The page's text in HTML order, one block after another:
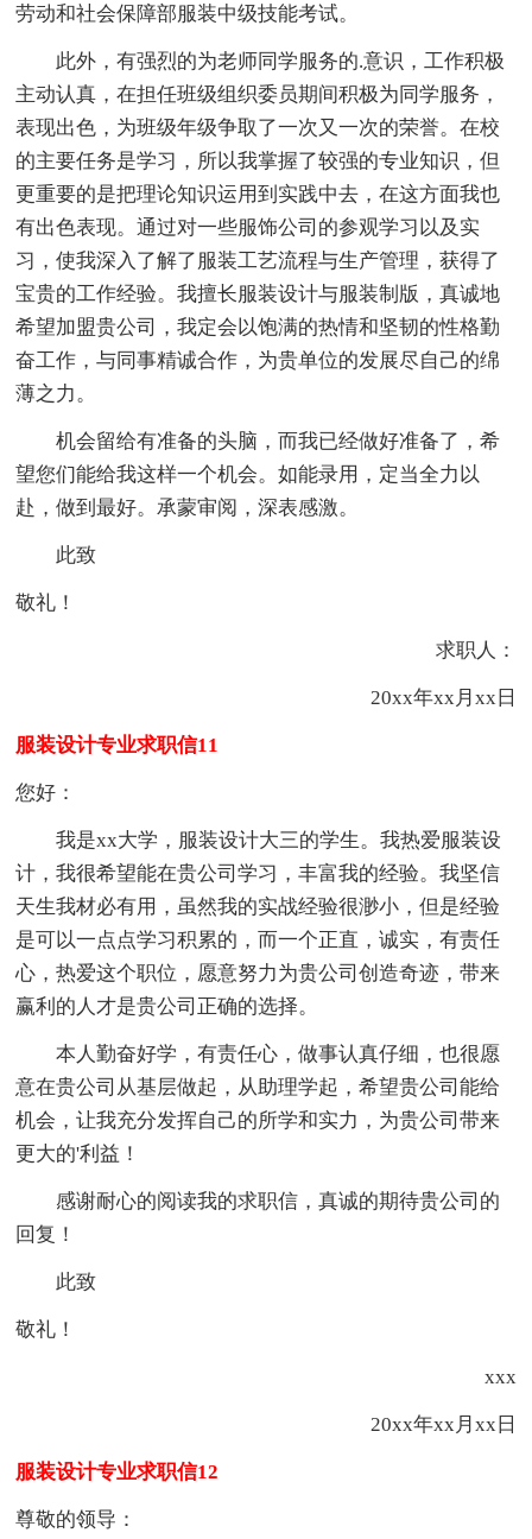
劳动和社会保障部服装中级技能考试。
此外，有强烈的为老师同学服务的.意识，工作积极
主动认真，在担任班级组织委员期间积极为同学服务，
表现出色，为班级年级争取了一次又一次的荣誉。在校
的主要任务是学习，所以我掌握了较强的专业知识，但
更重要的是把理论知识运用到实践中去，在这方面我也
有出色表现。通过对一些服饰公司的参观学习以及实
习，使我深入了解了服装工艺流程与生产管理，获得了
宝贵的工作经验。我擅长服装设计与服装制版，真诚地
希望加盟贵公司，我定会以饱满的热情和坚韧的性格勤
奋工作，与同事精诚合作，为贵单位的发展尽自己的绵
薄之力。
机会留给有准备的头脑，而我已经做好准备了，希
望您们能给我这样一个机会。如能录用，定当全力以
赴，做到最好。承蒙审阅，深表感激。
此致
敬礼！
求职人：
20xx年xx月xx日
服装设计专业求职信11
您好：
我是xx大学，服装设计大三的学生。我热爱服装设
计，我很希望能在贵公司学习，丰富我的经验。我坚信
天生我材必有用，虽然我的实战经验很渺小，但是经验
是可以一点点学习积累的，而一个正直，诚实，有责任
心，热爱这个职位，愿意努力为贵公司创造奇迹，带来
赢利的人才是贵公司正确的选择。
本人勤奋好学，有责任心，做事认真仔细，也很愿
意在贵公司从基层做起，从助理学起，希望贵公司能给
机会，让我充分发挥自己的所学和实力，为贵公司带来
更大的'利益！
感谢耐心的阅读我的求职信，真诚的期待贵公司的
回复！
此致
敬礼！
xxx
20xx年xx月xx日
服装设计专业求职信12
尊敬的领导：